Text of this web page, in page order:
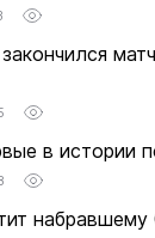
в истории